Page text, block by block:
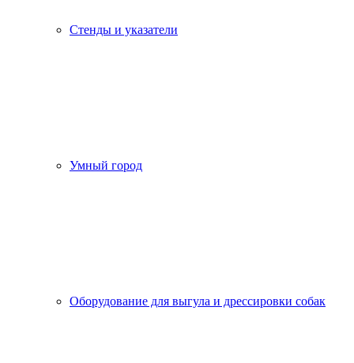
Стенды и указатели
Умный город
Оборудование для выгула и дрессировки собак